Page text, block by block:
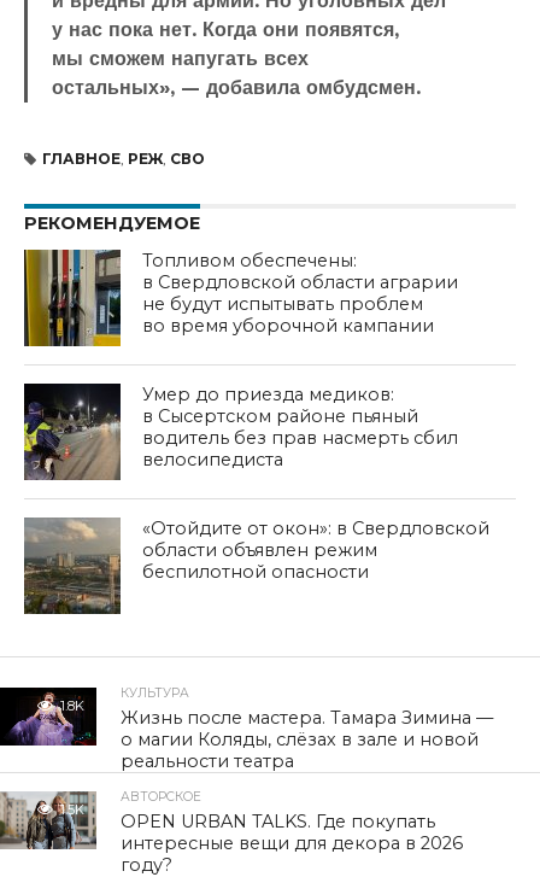
у нас пока нет. Когда они появятся,
мы сможем напугать всех
остальных», — добавила омбудсмен.
ГЛАВНОЕ, РЕЖ, СВО
РЕКОМЕНДУЕМОЕ
Топливом обеспечены:
в Свердловской области аграрии
не будут испытывать проблем
во время уборочной кампании
Умер до приезда медиков:
в Сысертском районе пьяный
водитель без прав насмерть сбил
велосипедиста
«Отойдите от окон»: в Свердловской
области объявлен режим
беспилотной опасности
1.8K
КУЛЬТУРА
Жизнь после мастера. Тамара Зимина —
о магии Коляды, слёзах в зале и новой
реальности театра
1.5K
АВТОРСКОЕ
OPEN URBAN TALKS. Где покупать
интересные вещи для декора в 2026
году?